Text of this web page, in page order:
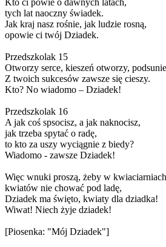
tych lat naoczny świadek.
Jak kraj nasz rośnie, jak ludzie rosną,
opowie ci twój Dziadek.
Przedszkolak 15
Otworzy serce, kieszeń otworzy,
Z twoich sukcesów zawsze się cieszy.
Kto? No wiadomo – Dziadek!
Przedszkolak 16
A jak coś spsocisz, a jak naknocisz,
jak trzeba spytać o radę,
to kto za uszy wyciągnie z biedy?
Wiadomo - zawsze Dziadek!
Więc wnuki proszą, żeby w kwiaciarniach
kwiatów nie chować pod ladę,
Dziadek ma święto, kwiaty dla dziadka!
Wiwat! Niech żyje dziadek!
[Piosenka: "Mój Dziadek"]